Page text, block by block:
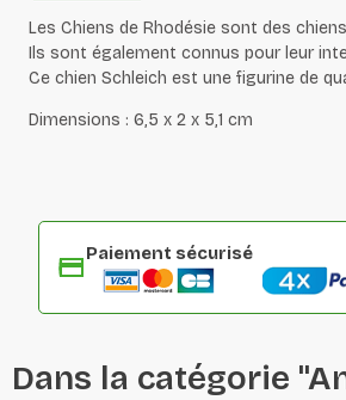
Les Chiens de Rhodésie sont des
Ils sont également connus pour leur
Ce chien Schleich est une figurine de
Dimensions : 6,5 x 2 x 5,1 cm
Paiement sécurisé
Dans la catégorie